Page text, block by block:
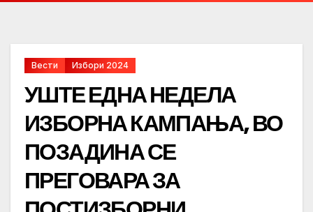
Вести Избори 2024
УШТЕ ЕДНА НЕДЕЛА
ИЗБОРНА КАМПАЊА, ВО
ПОЗАДИНА СЕ
ПРЕГОВАРА ЗА